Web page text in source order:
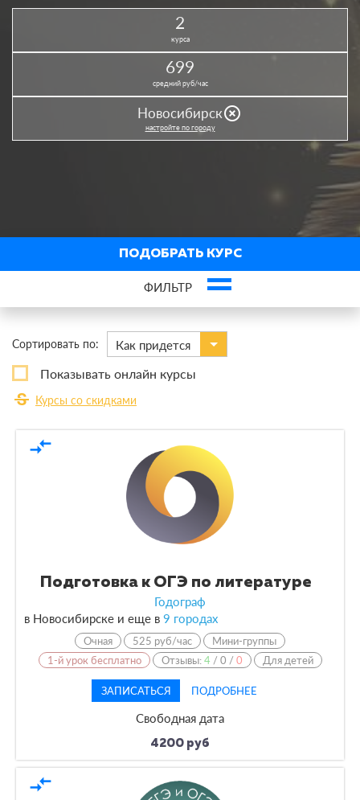
2
курса
699
средний руб/час
Новосибирскhighlight_off
настройте по городу
Сортировать по: Как придется
Показывать онлайн курсы
strikethrough_s Курсы со скидками
compare_arrows
Подготовка к ОГЭ по литературе
Годограф
в Новосибирске и еще в 9 городах
Очная 525 руб/час
Мини-группы
1-й урок бесплатно
Отзывы:4 /0 /0 Для детей
ЗАПИСАТЬСЯ ПОДРОБНЕЕ
Свободная дата
4200 руб
compare_arrows
ПОДОБРАТЬ КУРС
ФИЛЬТР
Курсы
По форме обучения